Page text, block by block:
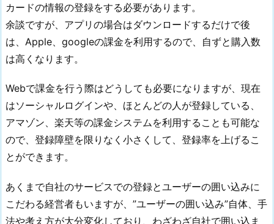
カードの情報の登録をする必要があります。
余談ですが、アプリの場合はダウンロードするだけで後
は、Apple、googleの課金を利用するので、自ずと購入数
は高くなります。
Webで課金を行う際はどうしても必要になりますが、現在
はソーシャルログインや、ほとんどの人が登録している、
アマゾン、楽天等の課金システムを利用することも可能な
ので、登録障壁を限りなく小さくして、登録率を上げるこ
とができます。
あくまで自社のサービスでの登録とユーザーの囲い込みに
こだわる経営者もいますが、”ユーザーの囲い込み”自体、手
法や考え方が大分変化しており、わざわざ自社で囲い込ま